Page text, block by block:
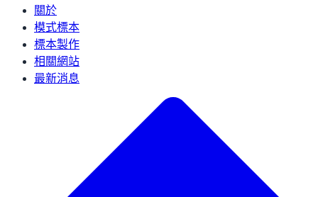
關於
模式標本
標本製作
相關網站
最新消息